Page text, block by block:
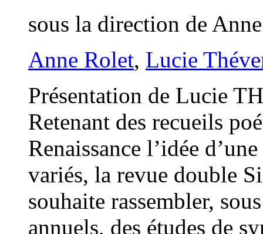
sous la direction de
Anne Rolet, Lucie
Présentation de Lucie
Retenant des recueils
Renaissance l’idée
variés, la revue double
souhaite rassembler,
annuels, des études de